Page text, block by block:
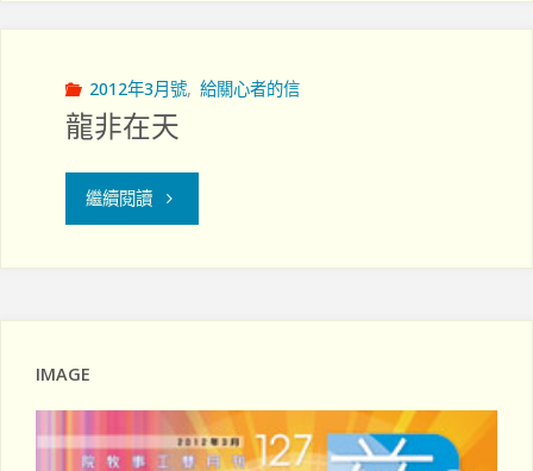
不
說
話
2012年3月號, 給關心者的信
龍非在天
繼續閱讀"龍
IMAGE